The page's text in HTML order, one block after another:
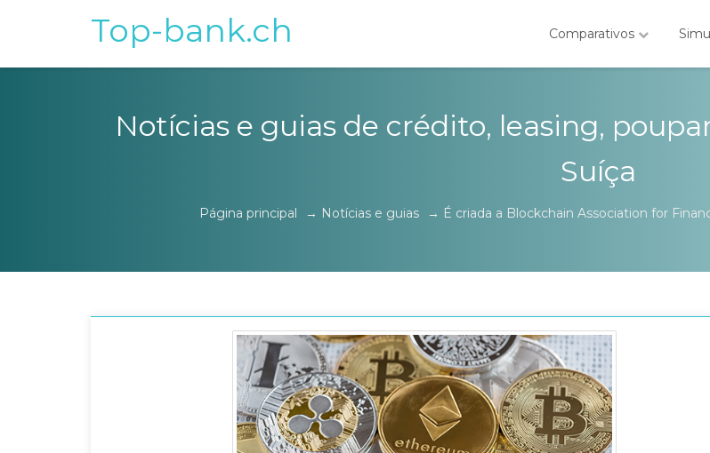
Top-bank.ch Comparativos
Notícias e guias de crédito, leasing,
Suíça
Página principal → Notícias e guias → É criada a Blockchain Association for